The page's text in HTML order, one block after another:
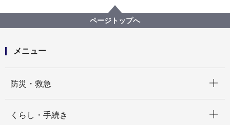
ページトップへ
メニュー
防災・救急
くらし・手続き